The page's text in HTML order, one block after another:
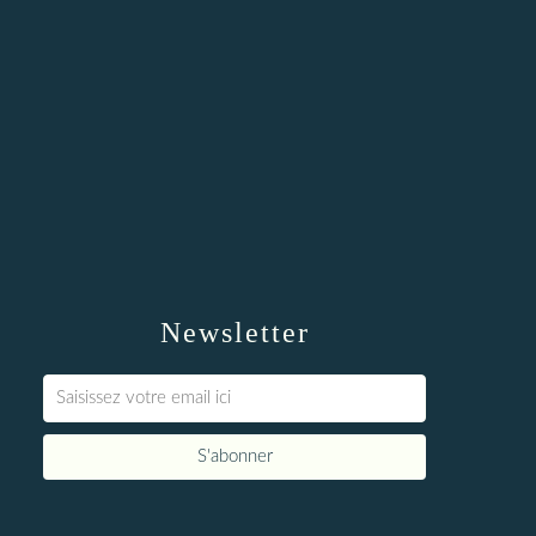
Newsletter